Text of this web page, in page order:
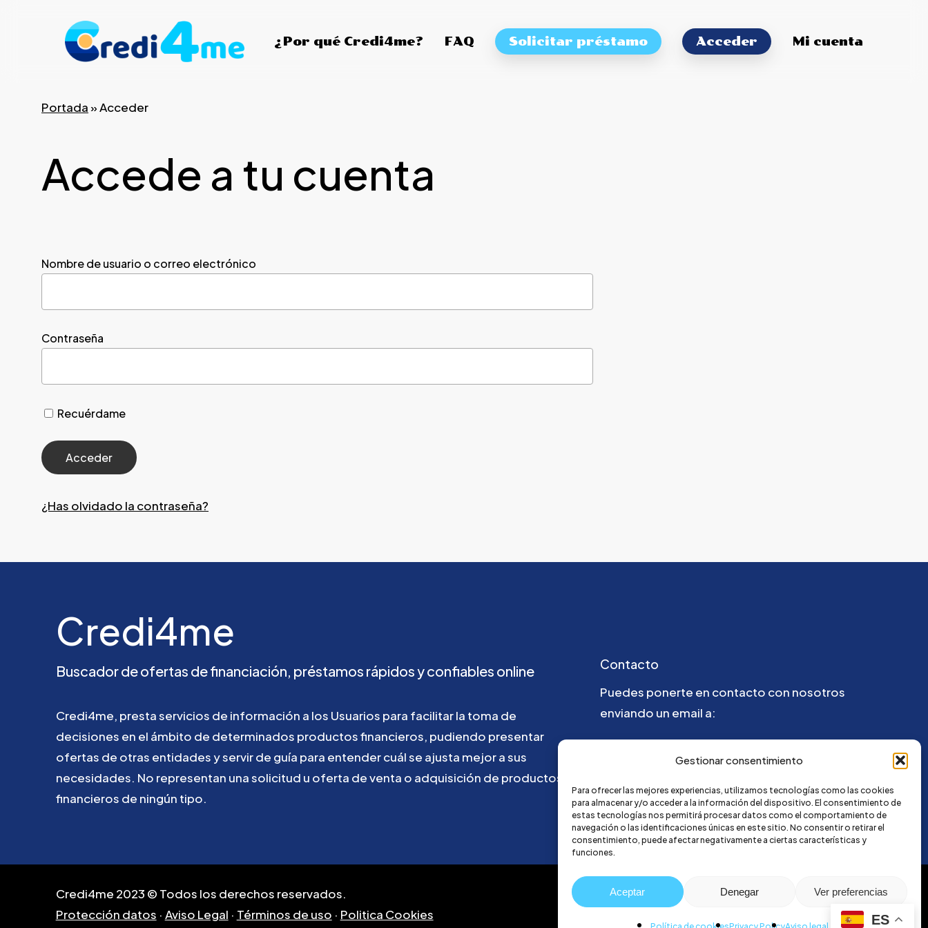
Gestionar consentimiento
Para ofrecer las mejores experiencias, utilizamos tecnologías como las cookies
para almacenar y/o acceder a la información del dispositivo. El consentimiento de
estas tecnologías nos permitirá procesar datos como el comportamiento de
navegación o las identificaciones únicas en este sitio. No consentir o retirar el
consentimiento, puede afectar negativamente a ciertas características y
funciones.
Aceptar Denegar Ver preferencias
¿Por qué Credi4me? FAQ Solicitar préstamo Acceder Mi cuenta
Portada»Acceder
Accede a tu cuenta
Nombre de usuario o correo electrónico
Contraseña
Recuérdame
¿Has olvidado la contraseña?
Credi4me
Buscadordeofertas definanciación, préstamos rápidosyconfiables online
Credi4me, prestaservicios de información a los Usuarios para facilitarla toma de
decisiones en el ámbito de determinados productosfinancieros, pudiendo presentar
ofertas de otras entidadesyservirde guía para entendercuálse ajusta mejorasus
necesidades. No representan unasolicitud u oferta deventa o adquisición de productos
financieros de ningún tipo.
Contacto
Puedes ponerte en contacto con nosotros
enviando un email a:
Credi4me 2023 © Todos los derechos reservados.
Protección datos · Aviso Legal · Términos de uso · Politica Cookies ES